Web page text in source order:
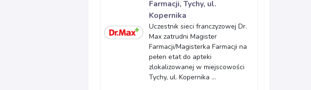
Farmacji, Tychy, ul.
Kopernika
Uczestnik sieci franczyzowej Dr.
Max zatrudni Magister
Farmacji/Magisterka Farmacji na
pełen etat do apteki
zlokalizowanej w miejscowości
Tychy, ul. Kopernika ...